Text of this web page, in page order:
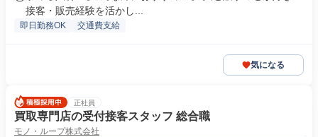
接客・販売経験を活かし...
即日勤務OK 交通費支給
気になる
正社員
買取専門店の受付接客スタッフ 総合職
モノ・ループ株式会社